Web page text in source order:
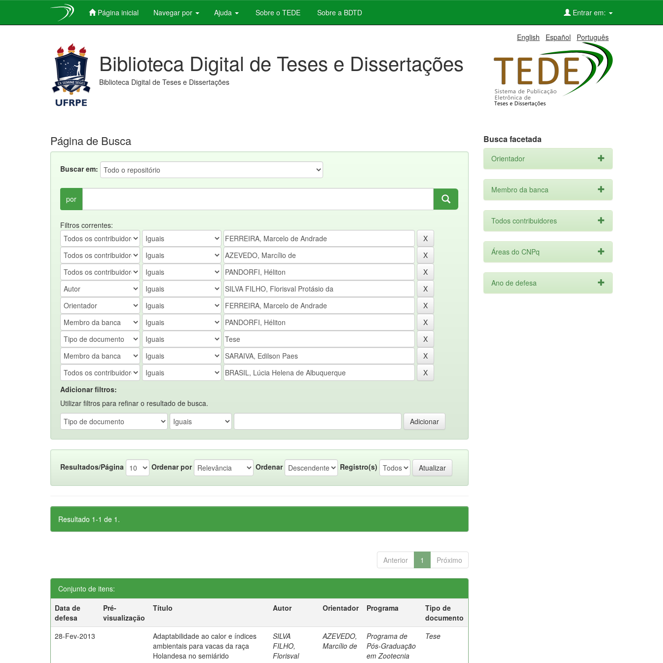
Página inicial Navegar por Ajuda Sobre o TEDE Sobre a BDTD Entrar em:
English Español Português
Biblioteca Digital de Teses e Dissertações
Biblioteca Digital de Teses e Dissertações
Página de Busca
Buscar em:
por
Filtros correntes:
Adicionar filtros:
Utilizar filtros para refinar o resultado de busca.
Resultados/Página Ordenar por Ordenar Registro(s)
Resultado 1-1 de 1.
Anterior 1 Próximo
Conjunto de itens:
Data de
defesa
Pré-
visualização
Título Autor Orientador Programa
Tipo de
documento
28-Fev-2013
Adaptabilidade ao calor e índices
ambientais para vacas da raça
Holandesa no semiárido
SILVA
FILHO,
Florisval
AZEVEDO,
Marcílio de
Programa de
Pós-Graduação
em Zootecnia
Tese
Busca facetada
Orientador
Membro da banca
Todos contribuidores
Áreas do CNPq
Ano de defesa